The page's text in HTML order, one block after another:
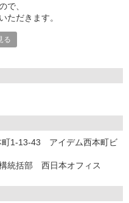
で、
ただきます。
TELまでお問い合わせ下さ
る方は【〜@aidem.co.jp】か
。
る
1-13-43 アイデム西本町ビ
統括部 西日本オフィス